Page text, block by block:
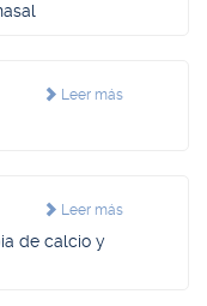
Leer más
Leer más
de calcio y